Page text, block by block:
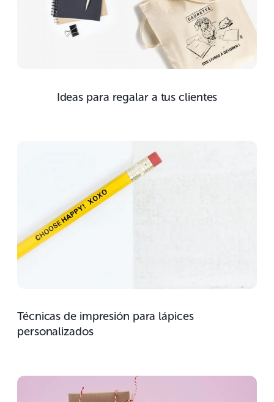
Ideas para regalar a tus clientes
Técnicas de impresión para lápices
personalizados